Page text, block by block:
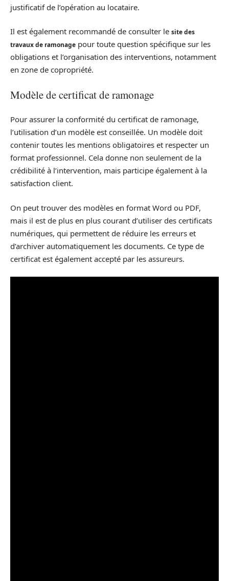
justificatif de l’opération au locataire.
Il est également recommandé de consulter le site des
travaux de ramonage pour toute question spécifique sur les
obligations et l’organisation des interventions, notamment
en zone de copropriété.
Modèle de certificat de ramonage
Pour assurer la conformité du certificat de ramonage,
l’utilisation d’un modèle est conseillée. Un modèle doit
contenir toutes les mentions obligatoires et respecter un
format professionnel. Cela donne non seulement de la
crédibilité à l’intervention, mais participe également à la
satisfaction client.
On peut trouver des modèles en format Word ou PDF,
mais il est de plus en plus courant d’utiliser des certificats
numériques, qui permettent de réduire les erreurs et
d’archiver automatiquement les documents. Ce type de
certificat est également accepté par les assureurs.